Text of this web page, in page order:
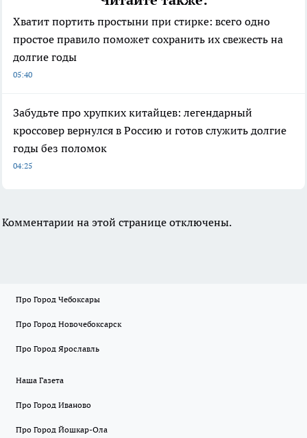
Хватит портить простыни при стирке: всего одно
простое правило поможет сохранить их свежесть на
долгие годы
05:40
Забудьте про хрупких китайцев: легендарный
кроссовер вернулся в Россию и готов служить долгие
годы без поломок
04:25
Комментарии на этой странице отключены.
Про Город Чебоксары
Про Город Новочебоксарск
Про Город Ярославль
Наша Газета
Про Город Иваново
Про Город Йошкар-Ола